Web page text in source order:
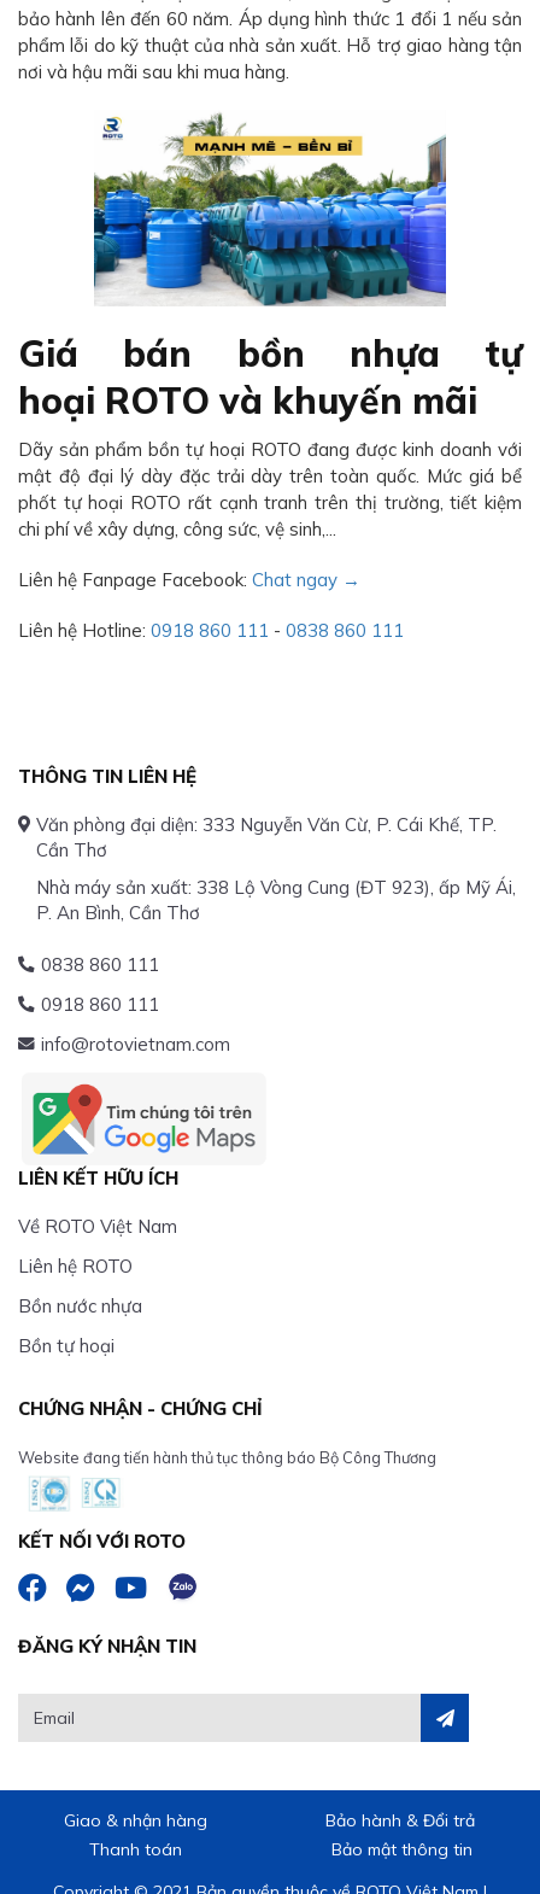
bảo hành lên đến 60 năm. Áp dụng hình thức 1 đổi 1 nếu sản
phẩm lỗi do kỹ thuật của nhà sản xuất. Hỗ trợ giao hàng tận
nơi và hậu mãi sau khi mua hàng.
Giá bán bồn nhựa tự
hoại ROTO và khuyến mãi
Dãy sản phẩm bồn tự hoại ROTO đang được kinh doanh với
mật độ đại lý dày đặc trải dày trên toàn quốc. Mức giá bể
phốt tự hoại ROTO rất cạnh tranh trên thị trường, tiết kiệm
chi phí về xây dựng, công sức, vệ sinh,...
Liên hệ Fanpage Facebook: Chat ngay →
Liên hệ Hotline: 0918 860 111 - 0838 860 111
THÔNG TIN LIÊN HỆ
Văn phòng đại diện: 333 Nguyễn Văn Cừ, P. Cái Khế, TP.
Cần Thơ
Nhà máy sản xuất: 338 Lộ Vòng Cung (ĐT 923), ấp Mỹ Ái,
P. An Bình, Cần Thơ
0838 860 111
0918 860 111
info@rotovietnam.com
LIÊN KẾT HỮU ÍCH
Về ROTO Việt Nam
Liên hệ ROTO
Bồn nước nhựa
Bồn tự hoại
CHỨNG NHẬN - CHỨNG CHỈ
Website đang tiến hành thủ tục thông báo Bộ Công Thương
KẾT NỐI VỚI ROTO
ĐĂNG KÝ NHẬN TIN
Giao & nhận hàng
Bảo hành & Đổi trả
Thanh toán
Bảo mật thông tin